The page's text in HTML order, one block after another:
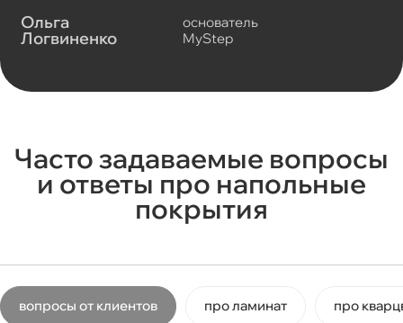
Ольга
Логвиненко
основатель
MyStep
Часто задаваемые вопросы
и ответы про напольные
покрытия
вопросы от клиентов про ламинат про